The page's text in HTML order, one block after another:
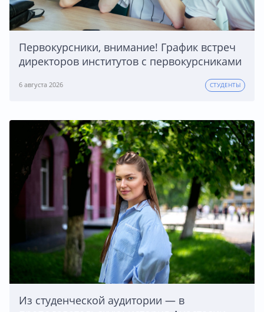
Первокурсники, внимание! График встреч
директоров институтов с первокурсниками
6 августа 2026 СТУДЕНТЫ
Из студенческой аудитории — в